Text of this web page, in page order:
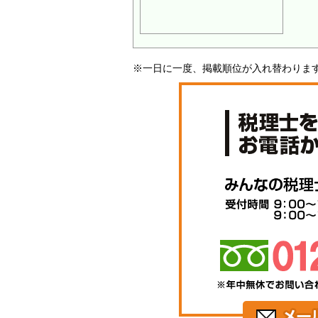
※一日に一度、掲載順位が入れ替わりま